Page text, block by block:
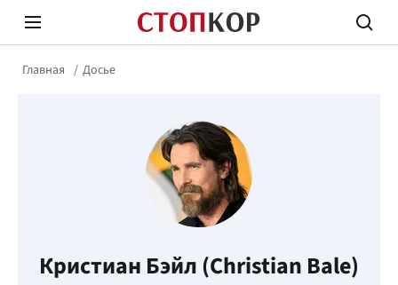
Стоп Политической Коррупции
Политика
Главная Досье
Кристиан Бэйл (Christian Bale)